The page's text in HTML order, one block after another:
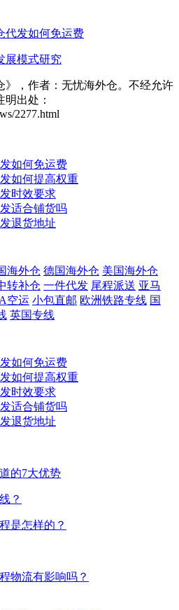
代发如何免运费
展模式研究
》，作者：无忧海外仓。不经允许
出处：
2277.html
如何免运费
如何提高权重
时效要求
适合铺货吗
退货地址
海外仓 德国海外仓 美国海外仓
转补仓 一件代发 尾程派送 亚马
空运 小包直邮 欧洲铁路专线 国
英国专线
如何免运费
如何提高权重
时效要求
适合铺货吗
退货地址
的7大优势
？
是怎样的？
物流有影响吗？